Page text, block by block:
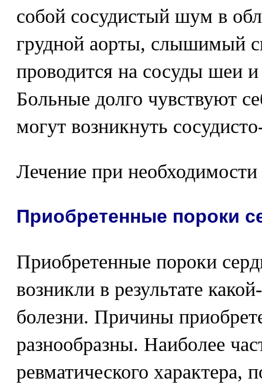
собой сосудистый шум в
грудной аорты, слышимый
проводится на сосуды шеи
Больные долго чувствуют
могут возникнуть
Лечение при необходимости
Приобретенные пороки
Приобретенные пороки
возникли в результате
болезни. Причины
разнообразны. Наиболее
ревматического характера,